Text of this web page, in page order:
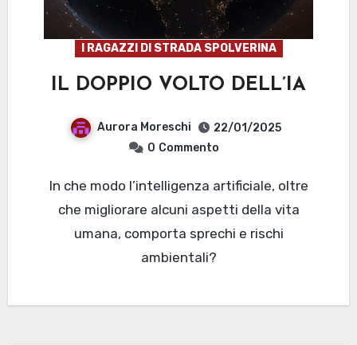
I RAGAZZI DI STRADA SPOLVERINA
IL DOPPIO VOLTO DELL’IA
Aurora Moreschi
22/01/2025
0 Commento
In che modo l’intelligenza artificiale, oltre
che migliorare alcuni aspetti della vita
umana, comporta sprechi e rischi
ambientali?